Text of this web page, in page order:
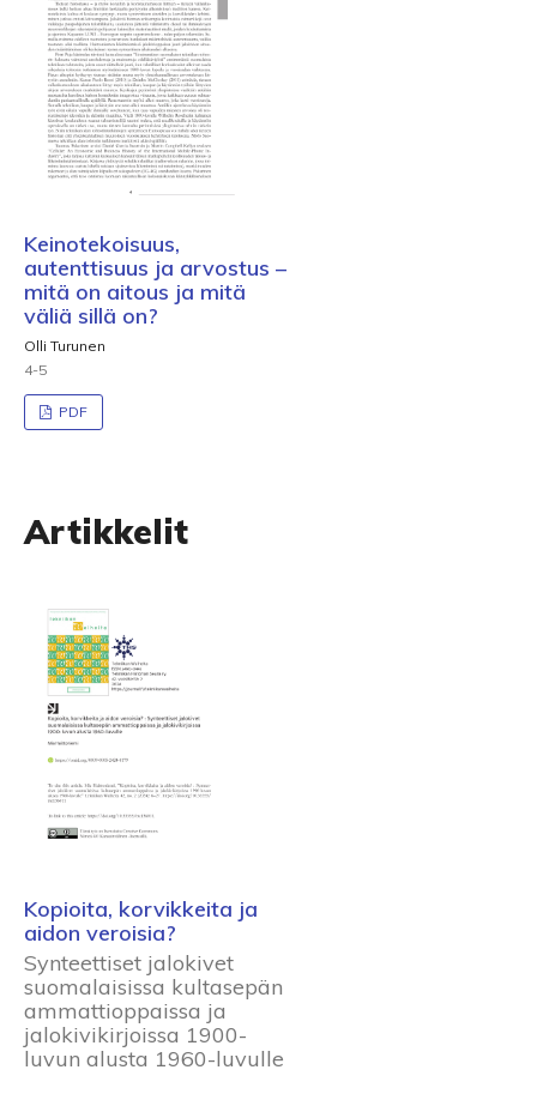
Keinotekoisuus,
autenttisuus ja arvostus –
mitä on aitous ja mitä
väliä sillä on?
Olli Turunen
4-5
PDF
Artikkelit
Kopioita, korvikkeita ja
aidon veroisia?
Synteettiset jalokivet
suomalaisissa kultasepän
ammattioppaissa ja
jalokivikirjoissa 1900-
luvun alusta 1960-luvulle